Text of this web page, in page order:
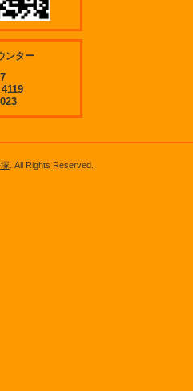
ンター
4119
. All Rights Reserved.